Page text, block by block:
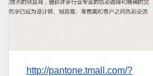
http://pantone.tmall.com/?